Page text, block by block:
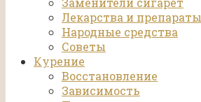
Лекарства и препараты
Народные средства
Советы
Курение
Восстановление
Зависимость